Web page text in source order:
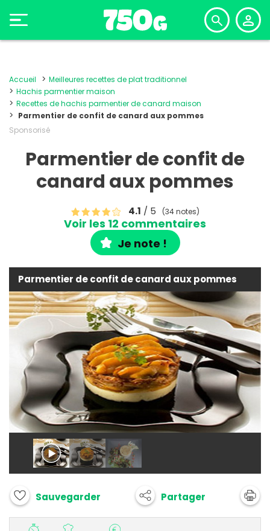
Accueil
Meilleures recettes de plat traditionnel
Hachis parmentier maison
Recettes de hachis parmentier de canard maison
Parmentier de confit de canard aux pommes
Sponsorisé
Parmentier de confit de
canard aux pommes
4.1 / 5 (34 notes)
Voir les 12 commentaires
Je note !
Parmentier de confit de canard aux pommes
Sauvegarder Partager